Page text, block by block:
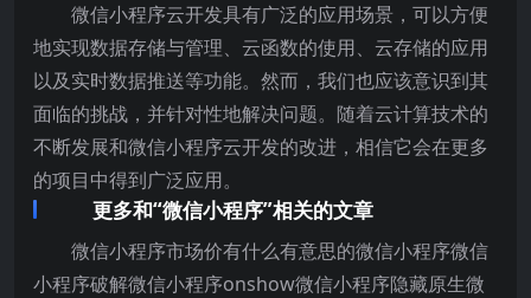
微信小程序云开发具有广泛的应用场景，可以方便
地实现数据存储与管理、云函数的使用、云存储的应用
以及实时数据推送等功能。然而，我们也应该意识到其
面临的挑战，并针对性地解决问题。随着云计算技术的
不断发展和微信小程序云开发的改进，相信它会在更多
的项目中得到广泛应用。
更多和“微信小程序”相关的文章
微信小程序市场价有什么有意思的微信小程序微信
小程序破解微信小程序onshow微信小程序隐藏原生微